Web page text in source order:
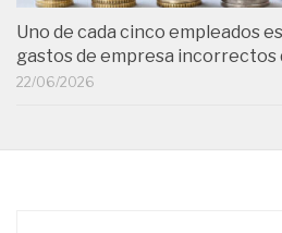
Uno de cada cinco empleados
gastos de empresa incorrectos
22/06/2026